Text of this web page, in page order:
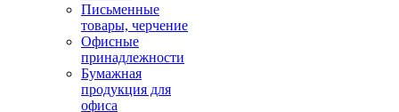
Письменные
товары, черчение
Офисные
принадлежности
Бумажная
продукция для
офиса